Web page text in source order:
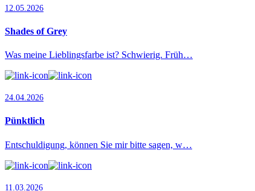
12.05.2026
Shades of Grey
Was meine Lieblingsfarbe ist? Schwierig. Früh…
24.04.2026
Pünktlich
Entschuldigung, können Sie mir bitte sagen, w…
11.03.2026